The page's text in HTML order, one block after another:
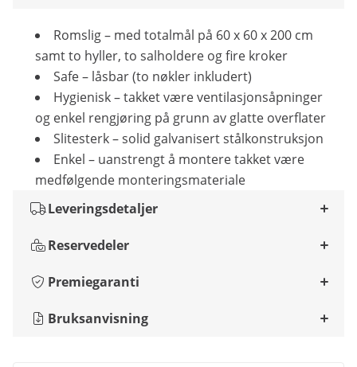
Romslig – med totalmål på 60 x 60 x 200 cm
samt to hyller, to salholdere og fire kroker
Safe – låsbar (to nøkler inkludert)
Hygienisk – takket være ventilasjonsåpninger
og enkel rengjøring på grunn av glatte overflater
Slitesterk – solid galvanisert stålkonstruksjon
Enkel – uanstrengt å montere takket være
medfølgende monteringsmateriale
Leveringsdetaljer
Reservedeler
Premiegaranti
Bruksanvisning